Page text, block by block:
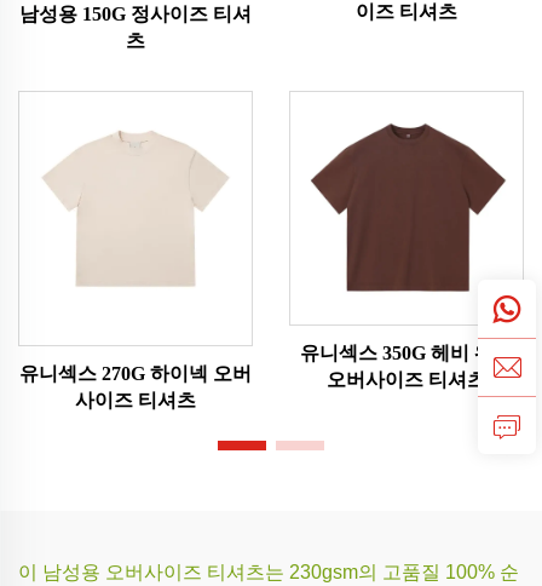
남성용 150G 정사이즈 티셔
츠
이즈 티셔츠
유니섹스 270G 하이넥 오버
사이즈 티셔츠
유니섹스 350G 헤비 워시
오버사이즈 티셔츠
이 남성용 오버사이즈 티셔츠는 230gsm의 고품질 100% 순